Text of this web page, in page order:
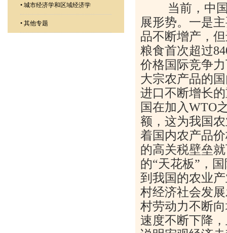
• 城市经济学和区域经济学
• 其他专题
当前，中国
展形势。一是
品不断增产，
粮食首次超过
价格国际竞争
大宗农产品的
进口不断增长
国在加入WTO
额，这为我国
着国内农产品
的高关税壁垒
的“天花板”，
到我国的农业
村经济社会发
村劳动力不断
速度不断下降